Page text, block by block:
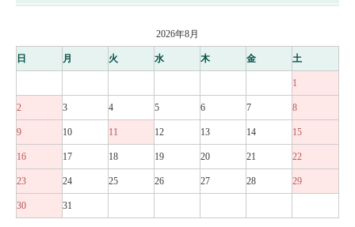
2026年8月
日 月 火 水 木 金 土
1
2 3 4 5 6 7 8
9 10 11 12 13 14 15
16 17 18 19 20 21 22
23 24 25 26 27 28 29
30 31